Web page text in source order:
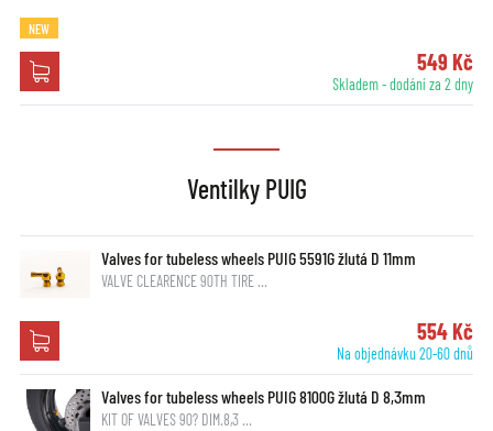
NEW
549 Kč
Skladem - dodání za 2 dny
Ventilky PUIG
Valves for tubeless wheels PUIG 5591G žlutá D 11mm
VALVE CLEARENCE 90TH TIRE …
554 Kč
Na objednávku 20-60 dnů
Valves for tubeless wheels PUIG 8100G žlutá D 8,3mm
KIT OF VALVES 90? DIM.8,3 …